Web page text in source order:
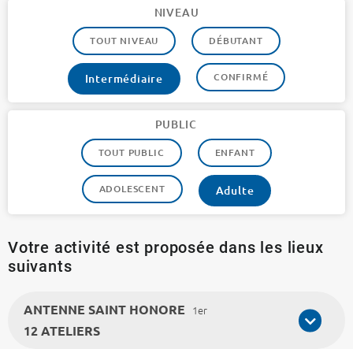
NIVEAU
TOUT NIVEAU DÉBUTANT
Intermédiaire CONFIRMÉ
PUBLIC
TOUT PUBLIC ENFANT
ADOLESCENT Adulte
Votre activité est proposée dans les lieux
suivants
ANTENNE SAINT HONORE 1er
12 ATELIERS